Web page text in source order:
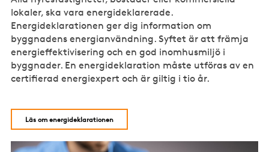
lokaler, ska vara energideklarerade.
Energideklarationen ger dig information om
byggnadens energianvändning. Syftet är att främja
energieffektivisering och en god inomhusmiljö i
byggnader. En energideklaration måste utföras av en
certifierad energiexpert och är giltig i tio år.
Läs om energideklarationen